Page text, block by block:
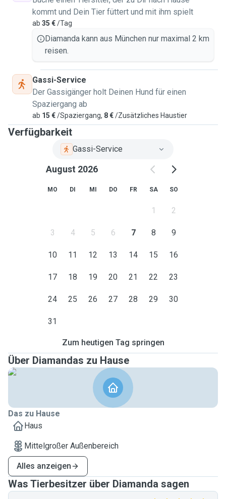
Walking your pet friend if needed
Feedingkommt und Dein Tier füttert und mit ihm spielt
ab 35 €/Tag
Diamanda kann aus München nur maximal 2 km
reisen.
Gassi-Service
Der Gassigänger holt Deinen Hund für einen
Spaziergang ab
ab 15 €/Spaziergang, 8 €/Zusätzliches Haustier
Verfügbarkeit
Gassi-Service
August 2026
MO DI MI DO FR SA SO
1 2
3 4 5 6 7 8 9
10 11 12 13 14 15 16
17 18 19 20 21 22 23
24 25 26 27 28 29 30
31
Zum heutigen Tag springen
Über Diamandas zu Hause
Das zu Hause
Haus
Mittelgroßer Außenbereich
Alles anzeigen
Was Tierbesitzer über Diamanda sagen